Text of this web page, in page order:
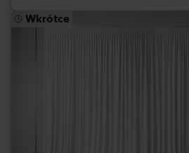
Wkrótce